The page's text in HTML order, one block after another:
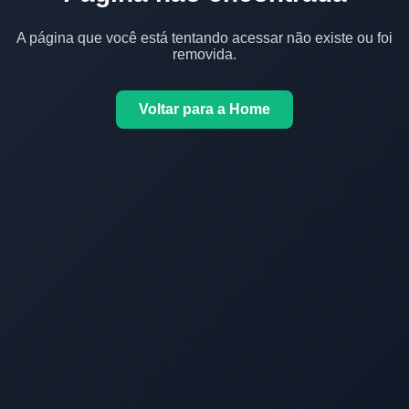
A página que você está tentando acessar não existe ou foi
removida.
Voltar para a Home